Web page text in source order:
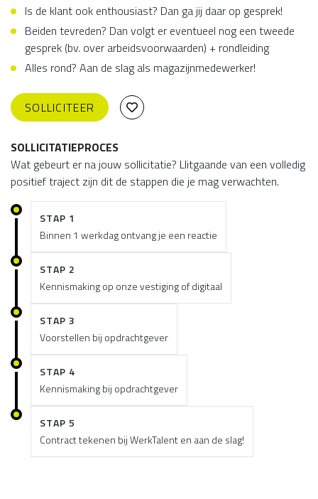
Is de klant ook enthousiast? Dan ga jij daar op gesprek!
Beiden tevreden? Dan volgt er eventueel nog een tweede
gesprek (bv. over arbeidsvoorwaarden) + rondleiding
Alles rond? Aan de slag als magazijnmedewerker!
SOLLICITEER
SOLLICITATIEPROCES
Wat gebeurt er na jouw sollicitatie? Llitgaande van een volledig
positief traject zijn dit de stappen die je mag verwachten.
STAP 1
Binnen 1 werkdag ontvang je een reactie
STAP 2
Kennismaking op onze vestiging of digitaal
STAP 3
Voorstellen bij opdrachtgever
STAP 4
Kennismaking bij opdrachtgever
STAP 5
Contract tekenen bij WerkTalent en aan de slag!